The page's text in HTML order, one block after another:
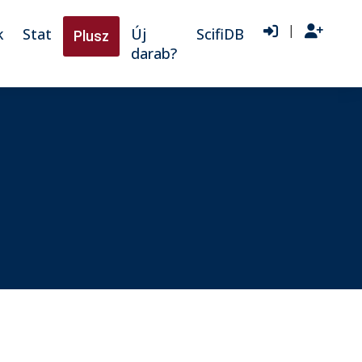
Stat Plusz
Új
darab?
ScifiDB |